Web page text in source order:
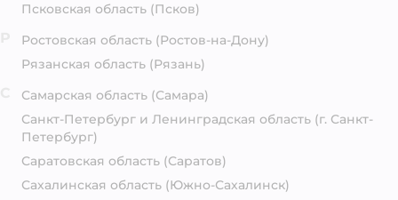
Псковская область (Псков)
Ростовская область (Ростов-на-Дону)
Рязанская область (Рязань)
Самарская область (Самара)
Санкт-Петербург и Ленинградская область (г. Санкт-
Петербург)
Саратовская область (Саратов)
Сахалинская область (Южно-Сахалинск)